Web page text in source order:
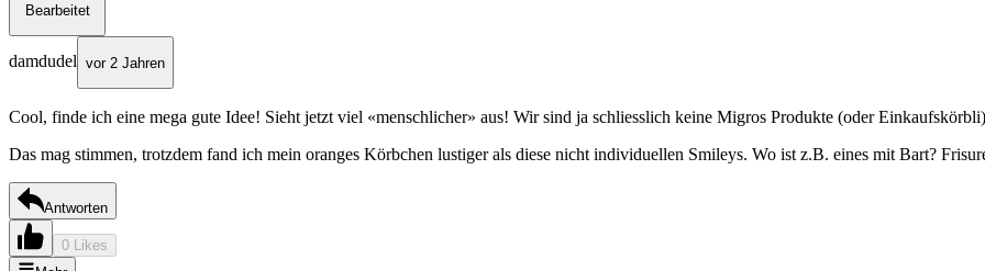
Bearbeitet
damdudel vor 2 Jahren
Cool, finde ich eine mega gute Idee! Sieht jetzt viel «menschlicher» aus! Wir sind ja schliesslich keine Migros Produkte (oder
Das mag stimmen, trotzdem fand ich mein oranges Körbchen lustiger als diese nicht individuellen Smileys. Wo ist z.B. eines mit Bart?
Antworten
0 Likes